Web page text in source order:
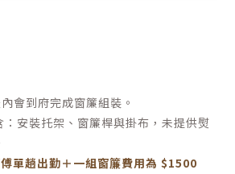
會到府完成窗簾組裝。
安裝托架、窗簾桿與掛布，未提供熨
單趟出勤＋一組窗簾費用為 $1500